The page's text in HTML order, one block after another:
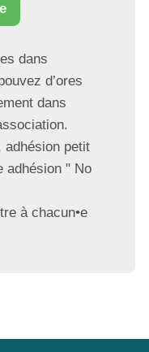
dans
d’ores
dans
adhésion petit
adhésion " No
à chacun•e